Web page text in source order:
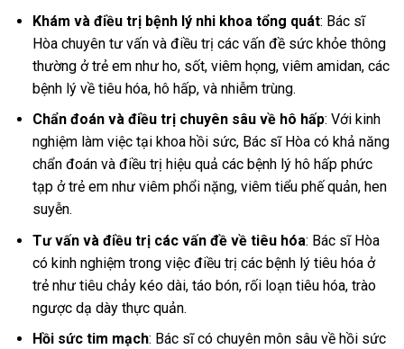
Khám và điều trị bệnh lý nhi khoa tổng quát: Bác sĩ
Hòa chuyên tư vấn và điều trị các vấn đề sức khỏe thông
thường ở trẻ em như ho, sốt, viêm họng, viêm amidan, các
bệnh lý về tiêu hóa, hô hấp, và nhiễm trùng.
Chẩn đoán và điều trị chuyên sâu về hô hấp: Với kinh
nghiệm làm việc tại khoa hồi sức, Bác sĩ Hòa có khả năng
chẩn đoán và điều trị hiệu quả các bệnh lý hô hấp phức
tạp ở trẻ em như viêm phổi nặng, viêm tiểu phế quản, hen
suyễn.
Tư vấn và điều trị các vấn đề về tiêu hóa: Bác sĩ Hòa
có kinh nghiệm trong việc điều trị các bệnh lý tiêu hóa ở
trẻ như tiêu chảy kéo dài, táo bón, rối loạn tiêu hóa, trào
ngược dạ dày thực quản.
Hồi sức tim mạch: Bác sĩ có chuyên môn sâu về hồi sức